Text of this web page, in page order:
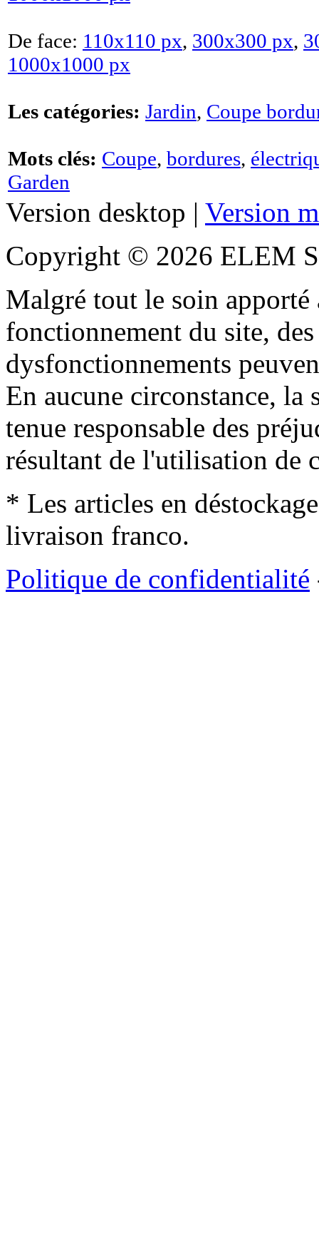
De face: 110x110 px, 300x300 px,
1000x1000 px
Les catégories: Jardin, Coupe
Mots clés: Coupe, bordures,
Garden
Version desktop | Version
Copyright © 2026 ELEM
Malgré tout le soin apporté
fonctionnement du site,
dysfonctionnements
En aucune circonstance, la
tenue responsable des
résultant de l'utilisation de
* Les articles en
livraison franco.
Politique de confidentialité